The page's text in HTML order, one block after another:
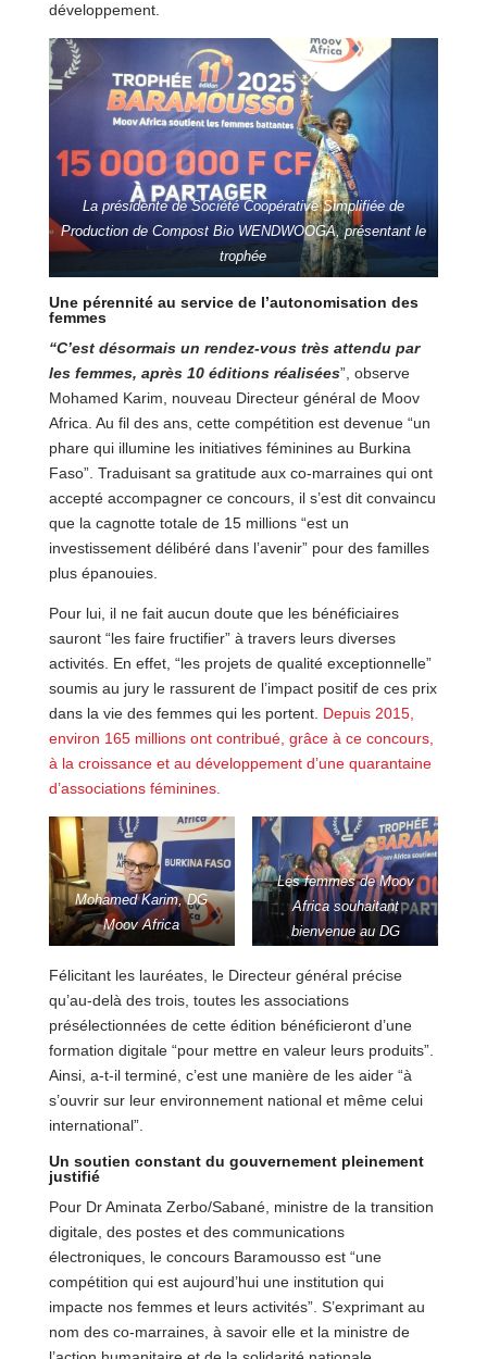
développement.
La présidente de Société Coopérative Simplifiée de
Production de Compost Bio WENDWOOGA, présentant le
trophée
Une pérennité au service de l’autonomisation des
femmes
“C’est désormais un rendez-vous très attendu par
les femmes, après 10 éditions réalisées”, observe
Mohamed Karim, nouveau Directeur général de Moov
Africa. Au fil des ans, cette compétition est devenue “un
phare qui illumine les initiatives féminines au Burkina
Faso”. Traduisant sa gratitude aux co-marraines qui ont
accepté accompagner ce concours, il s’est dit convaincu
que la cagnotte totale de 15 millions “est un
investissement délibéré dans l’avenir” pour des familles
plus épanouies.
Pour lui, il ne fait aucun doute que les bénéficiaires
sauront “les faire fructifier” à travers leurs diverses
activités. En effet, “les projets de qualité exceptionnelle”
soumis au jury le rassurent de l’impact positif de ces prix
dans la vie des femmes qui les portent. Depuis 2015,
environ 165 millions ont contribué, grâce à ce concours,
à la croissance et au développement d’une quarantaine
d’associations féminines.
Mohamed Karim, DG
Moov Africa
Les femmes de Moov
Africa souhaitant
bienvenue au DG
Félicitant les lauréates, le Directeur général précise
qu’au-delà des trois, toutes les associations
présélectionnées de cette édition bénéficieront d’une
formation digitale “pour mettre en valeur leurs produits”.
Ainsi, a-t-il terminé, c’est une manière de les aider “à
s’ouvrir sur leur environnement national et même celui
international”.
Un soutien constant du gouvernement pleinement
justifié
Pour Dr Aminata Zerbo/Sabané, ministre de la transition
digitale, des postes et des communications
électroniques, le concours Baramousso est “une
compétition qui est aujourd’hui une institution qui
impacte nos femmes et leurs activités”. S’exprimant au
nom des co-marraines, à savoir elle et la ministre de